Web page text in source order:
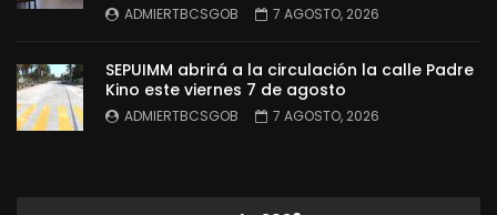
ADMIERTBCSGOB 7 AGOSTO, 2026
SEPUIMM abrirá a la circulación la calle Padre
Kino este viernes 7 de agosto
ADMIERTBCSGOB 7 AGOSTO, 2026